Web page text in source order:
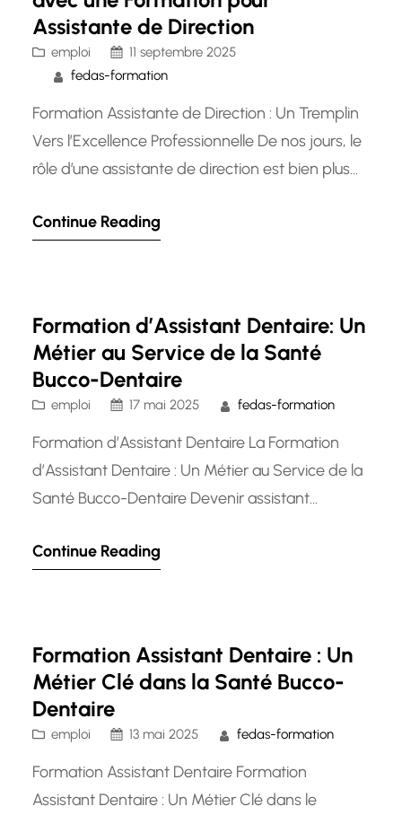
Assistante de Direction
emploi
11 septembre 2025
fedas-formation
Formation Assistante de Direction : Un Tremplin
Vers l’Excellence Professionnelle De nos jours, le
rôle d’une assistante de direction est bien plus
les assistantes de direction jouent un rôle crucial
Continue Reading
Formation d’Assistant Dentaire: Un
Métier au Service de la Santé
Bucco-Dentaire
emploi 17 mai 2025 fedas-formation
Formation d’Assistant Dentaire La Formation
d’Assistant Dentaire : Un Métier au Service de la
Santé Bucco-Dentaire Devenir assistant
enrichissante et gratifiante pour ceux qui
dentistes et dans la gestion…
Continue Reading
Formation Assistant Dentaire : Un
Métier Clé dans la Santé Bucco-
Dentaire
emploi 13 mai 2025 fedas-formation
Formation Assistant Dentaire Formation
Assistant Dentaire : Un Métier Clé dans le